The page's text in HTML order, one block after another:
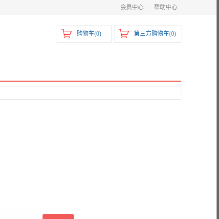
会员中心 帮助中心
第三方购物车(0)
购物车(0)